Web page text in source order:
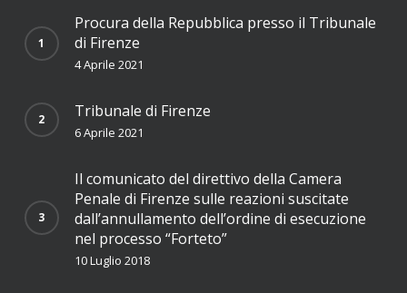
Procura della Repubblica presso il Tribunale
di Firenze
4 Aprile 2021
Tribunale di Firenze
6 Aprile 2021
Il comunicato del direttivo della Camera
Penale di Firenze sulle reazioni suscitate
dall’annullamento dell’ordine di esecuzione
nel processo “Forteto”
10 Luglio 2018